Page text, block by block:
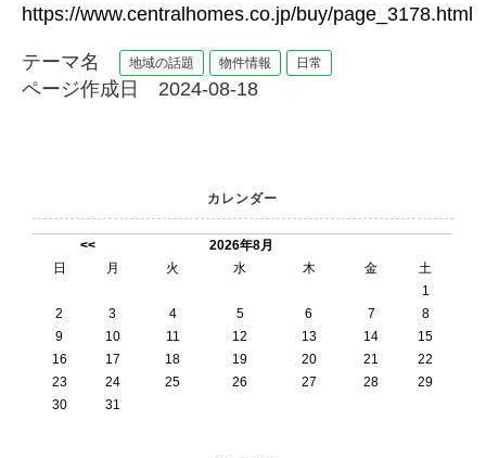
https://www.centralhomes.co.jp/buy/page_3178.html
テーマ名 地域の話題 物件情報 日常
ページ作成日 2024-08-18
カレンダー
<<
2026年8月
日
月 火 水 木 金
土
1
2
3 4 5 6 7
8
9
10 11 12 13 14
15
16
17 18 19 20 21
22
23
24 25 26 27 28
29
30
31